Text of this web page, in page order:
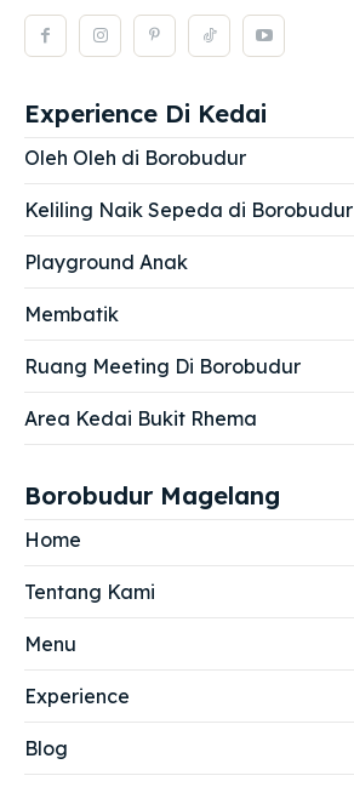
Experience Di Kedai
Oleh Oleh di Borobudur
Keliling Naik Sepeda di Borobudur
Playground Anak
Membatik
Ruang Meeting Di Borobudur
Area Kedai Bukit Rhema
Borobudur Magelang
Home
Tentang Kami
Menu
Experience
Blog